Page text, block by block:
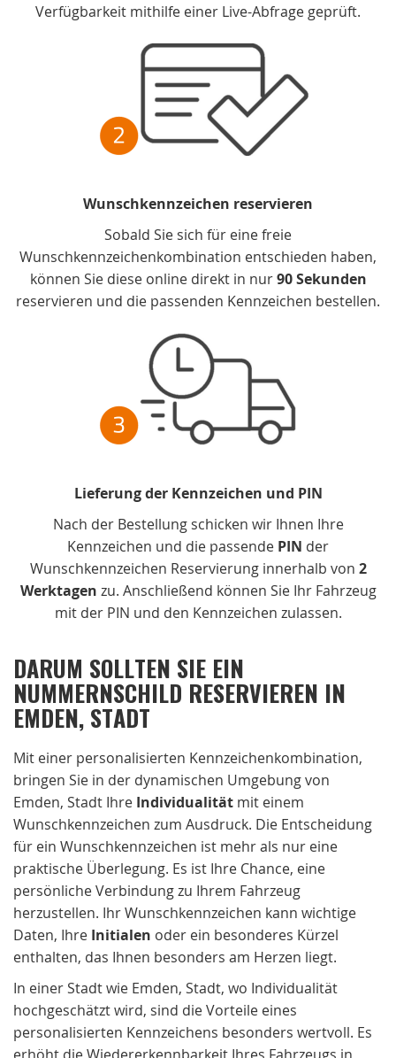
Verfügbarkeit mithilfe einer Live-Abfrage geprüft.
Wunschkennzeichen reservieren
Sobald Sie sich für eine freie
Wunschkennzeichenkombination entschieden haben,
können Sie diese online direkt in nur90 Sekunden
reservieren und die passenden Kennzeichen bestellen.
Lieferung der Kennzeichen und PIN
Nach der Bestellung schicken wir Ihnen Ihre
Kennzeichen und die passende PIN der
Wunschkennzeichen Reservierung innerhalb von 2
Werktagen zu. Anschließend können Sie Ihr Fahrzeug
mit der PIN und den Kennzeichen zulassen.
DARUM SOLLTEN SIE EIN
NUMMERNSCHILD RESERVIEREN IN
EMDEN, STADT
Mit einer personalisierten Kennzeichenkombination,
bringen Sie in der dynamischen Umgebung von
Emden, Stadt Ihre Individualität mit einem
Wunschkennzeichen zum Ausdruck. Die Entscheidung
für ein Wunschkennzeichen ist mehr als nur eine
praktische Überlegung. Es ist Ihre Chance, eine
persönliche Verbindung zu Ihrem Fahrzeug
herzustellen. Ihr Wunschkennzeichen kann wichtige
Daten, Ihre Initialen oder ein besonderes Kürzel
enthalten, das Ihnen besonders am Herzen liegt.
In einer Stadt wie Emden, Stadt, wo Individualität
hochgeschätzt wird, sind die Vorteile eines
personalisierten Kennzeichens besonders wertvoll. Es